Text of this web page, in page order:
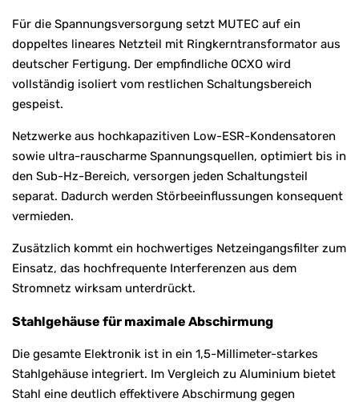
Für die Spannungsversorgung setzt MUTEC auf ein
doppeltes lineares Netzteil mit Ringkerntransformator aus
deutscher Fertigung. Der empfindliche OCXO wird
vollständig isoliert vom restlichen Schaltungsbereich
gespeist.
Netzwerke aus hochkapazitiven Low-ESR-Kondensatoren
sowie ultra-rauscharme Spannungsquellen, optimiert bis in
den Sub-Hz-Bereich, versorgen jeden Schaltungsteil
separat. Dadurch werden Störbeeinflussungen konsequent
vermieden.
Zusätzlich kommt ein hochwertiges Netzeingangsfilter zum
Einsatz, das hochfrequente Interferenzen aus dem
Stromnetz wirksam unterdrückt.
Stahlgehäuse für maximale Abschirmung
Die gesamte Elektronik ist in ein 1,5-Millimeter-starkes
Stahlgehäuse integriert. Im Vergleich zu Aluminium bietet
Stahl eine deutlich effektivere Abschirmung gegen